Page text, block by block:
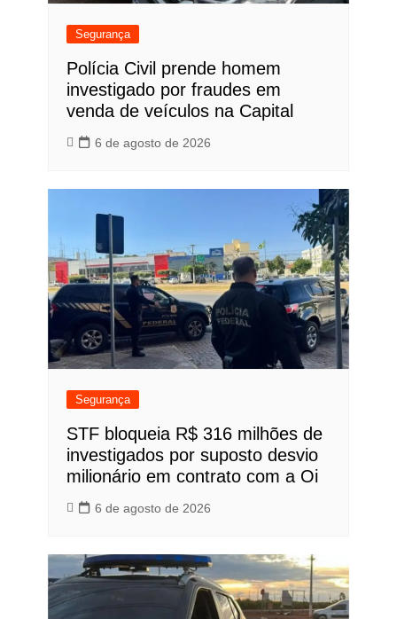
Segurança
Polícia Civil prende homem
investigado por fraudes em
venda de veículos na Capital
6 de agosto de 2026
Segurança
STF bloqueia R$ 316 milhões de
investigados por suposto desvio
milionário em contrato com a Oi
6 de agosto de 2026